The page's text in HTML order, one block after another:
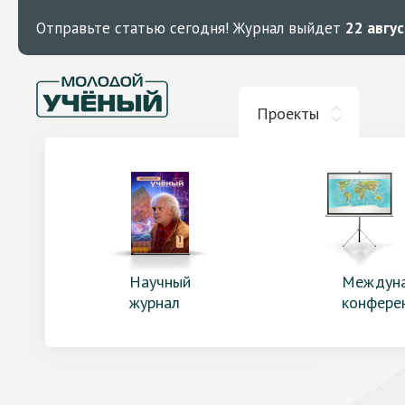
Отправьте статью сегодня! Журнал выйдет 22
Проекты
Научный
журнал